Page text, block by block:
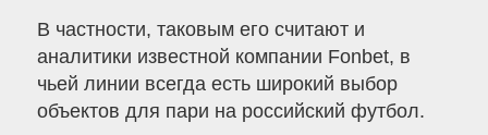
В частности, таковым его считают и
аналитики известной компании Fonbet, в
чьей линии всегда есть широкий выбор
объектов для пари на российский футбол.